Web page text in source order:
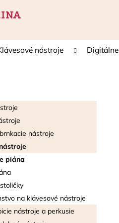
nástroje
nástroje
piána
na klávesové nástroje
nástroje a perkusie